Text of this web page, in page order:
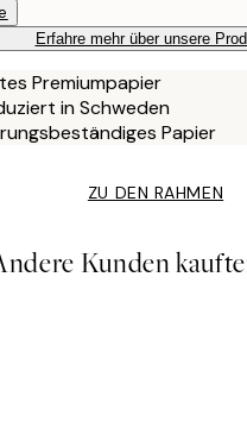
Erfahre mehr über unsere
Premiumpapier
in Schweden
Papier
ZU DEN RAHMEN
Kunden